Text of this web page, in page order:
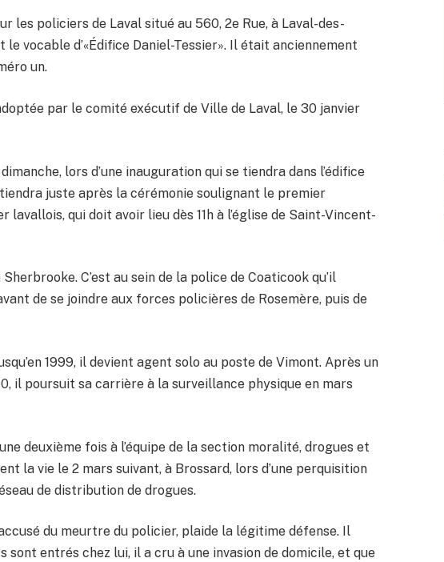
les policiers de Laval situé au 560, 2e Rue, à Laval-des-
le vocable d’«Édifice Daniel-Tessier». Il était anciennement
un.
par le comité exécutif de Ville de Laval, le 30 janvier
lors d’une inauguration qui se tiendra dans l’édifice
juste après la cérémonie soulignant le premier
lavallois, qui doit avoir lieu dès 11h à l’église de Saint-Vincent-
C’est au sein de la police de Coaticook qu’il
de se joindre aux forces policières de Rosemère, puis de
1999, il devient agent solo au poste de Vimont. Après un
il poursuit sa carrière à la surveillance physique en mars
deuxième fois à l’équipe de la section moralité, drogues et
la vie le 2 mars suivant, à Brossard, lors d’une perquisition
de distribution de drogues.
du meurtre du policier, plaide la légitime défense. Il
entrés chez lui, il a cru à une invasion de domicile, et que